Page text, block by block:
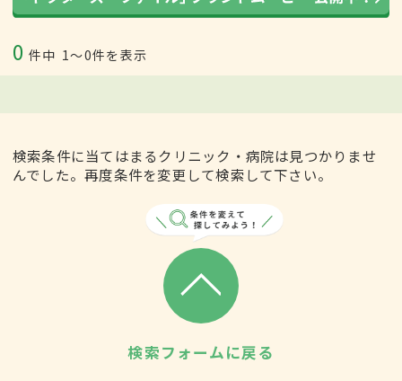
0 件中 1〜0件を表示
検索条件に当てはまるクリニック・病院は見つかりませ
んでした。再度条件を変更して検索して下さい。
検索フォームに戻る